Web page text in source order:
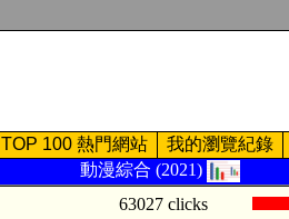
TOP 100 熱門網站 我的瀏覽紀錄
動漫綜合 (2021)
63027 clicks